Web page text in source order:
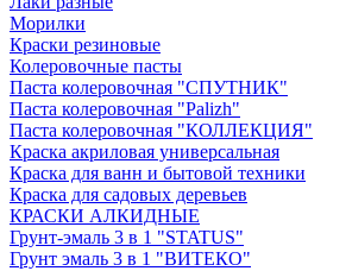
Морилки
Краски резиновые
Колеровочные пасты
Паста колеровочная "СПУТНИК"
Паста колеровочная "Palizh"
Паста колеровочная "КОЛЛЕКЦИЯ"
Краска акриловая универсальная
Краска для ванн и бытовой техники
Краска для садовых деревьев
КРАСКИ АЛКИДНЫЕ
Грунт-эмаль 3 в 1 "STATUS"
Грунт эмаль 3 в 1 "ВИТЕКО"